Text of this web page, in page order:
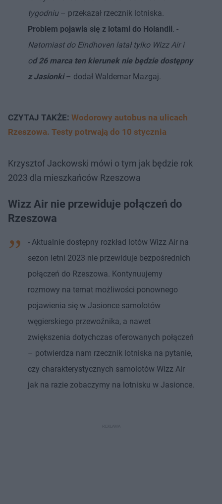
tygodniu– przekazał rzecznik lotniska.
Problem pojawia się z lotami do Holandii. -
Natomiast do Eindhoven latał tylko Wizz Air i
od 26 marca ten kierunek nie będzie dostępny
z Jasionki– dodał Waldemar Mazgaj.
CZYTAJ TAKŻE: Wodorowy autobus na ulicach
Rzeszowa. Testy potrwają do 10 stycznia
Krzysztof Jackowski mówi o tym jak będzie rok
2023 dla mieszkańców Rzeszowa
Wizz Air nie przewiduje połączeń do
Rzeszowa
- Aktualnie dostępny rozkład lotów Wizz Air na
sezon letni 2023 nie przewiduje bezpośrednich
połączeń do Rzeszowa. Kontynuujemy
rozmowy na temat możliwości ponownego
pojawienia się w Jasionce samolotów
węgierskiego przewoźnika, a nawet
zwiększenia dotychczas oferowanych połączeń
– potwierdza nam rzecznik lotniska na pytanie,
czy charakterystycznych samolotów Wizz Air
jak na razie zobaczymy na lotnisku w Jasionce.